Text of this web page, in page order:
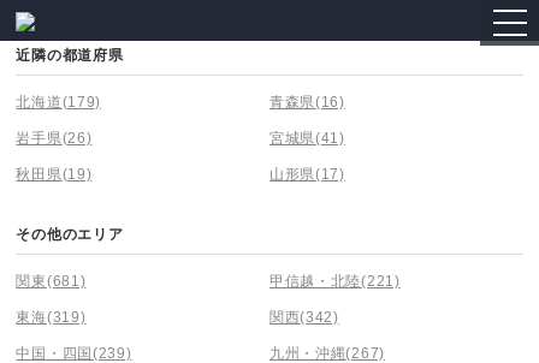
近隣の都道府県
北海道(179) 青森県(16)
岩手県(26) 宮城県(41)
秋田県(19) 山形県(17)
その他のエリア
関東(681) 甲信越・北陸(221)
東海(319) 関西(342)
中国・四国 (239) 九州・沖縄(267)